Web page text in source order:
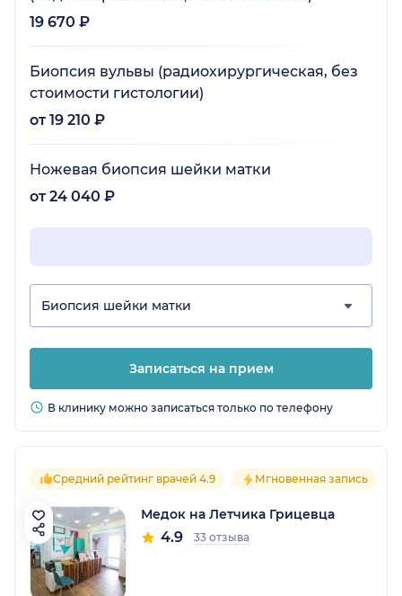
коже более глубокой эффект!!! Рекомендую
19 670 ₽
Биопсия вульвы (радиохирургическая, без
стоимости гистологии)
от 19 210 ₽
Ножевая биопсия шейки матки
от 24 040 ₽
Биопсия шейки матки
Записаться на прием
В клинику можно записаться только по телефону
Средний рейтинг врачей 4.9 Мгновенная запись
Медок на Летчика Грицевца
4.9 33 отзыва